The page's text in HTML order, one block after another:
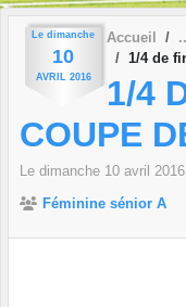
Le dimanche
10
AVRIL 2016
Accueil
1/4 de
1/4
COUPE
Le dimanche 10 avril 2016
Féminine sénior A